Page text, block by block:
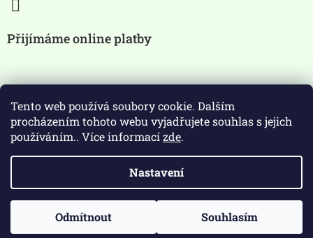
Tento web používá soubory cookie. Dalším
procházením tohoto webu vyjadřujete souhlas s jejich
používáním.. Více informacízde.
Nastavení
Odmítnout Souhlasím
Přijímáme online platby
Zákaz prodeje alkoholických
nápojů osobám mladších 18 let.
Vytvořil ShoptetCopyright 2026 ItalskeProdukty.cz. Všechna práva
vyhrazena.